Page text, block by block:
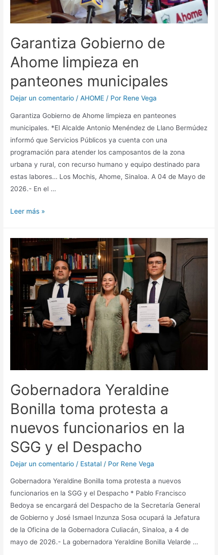
Garantiza Gobierno de
Ahome limpieza en
panteones municipales
Dejar un comentario /AHOME / Por Rene Vega
Garantiza Gobierno de Ahome limpieza en panteones
municipales. *El Alcalde Antonio Menéndez de Llano Bermúdez
informó que Servicios Públicos ya cuenta con una
programación para atender los camposantos de la zona
urbana y rural, con recurso humano y equipo destinado para
estas labores… Los Mochis, Ahome, Sinaloa. A 04 de Mayo de
2026.- En el …
Leer más »
Gobernadora Yeraldine
Bonilla toma protesta a
nuevos funcionarios en la
SGG y el Despacho
Dejar un comentario / Estatal / Por Rene Vega
Gobernadora Yeraldine Bonilla toma protesta a nuevos
funcionarios en la SGG y el Despacho * Pablo Francisco
Bedoya se encargará del Despacho de la Secretaría General
de Gobierno y José Ismael Inzunza Sosa ocupará la Jefatura
de la Oficina de la Gobernadora Culiacán, Sinaloa, a 4 de
mayo de 2026.- La gobernadora Yeraldine Bonilla Velarde …